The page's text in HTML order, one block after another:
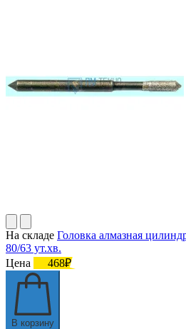
На складе Головка алмазная
80/63 ут.хв.
Цена
468₽
В корзину